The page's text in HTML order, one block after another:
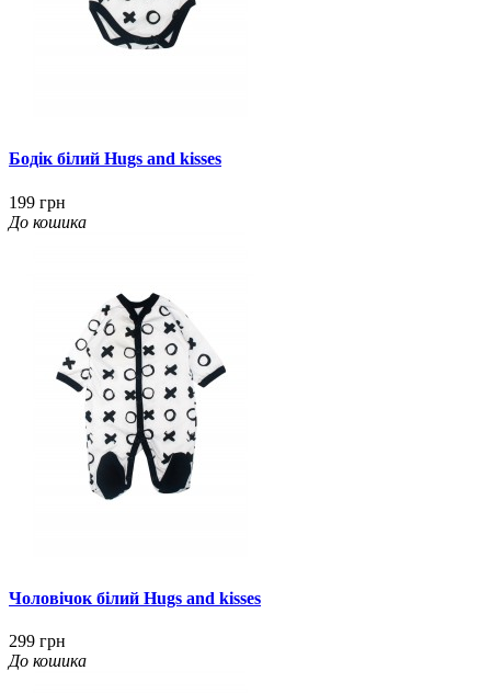
Бодік білий Hugs and kisses
199 грн
До кошика
Чоловічок білий Hugs and kisses
299 грн
До кошика